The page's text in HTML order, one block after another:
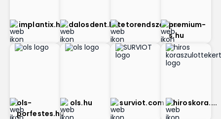
implantix.hu dalosdent.hutetorendszer.hupremium-
s.hu
ols-
porfestes.hu
ols.hu surviot.com hiroskora....